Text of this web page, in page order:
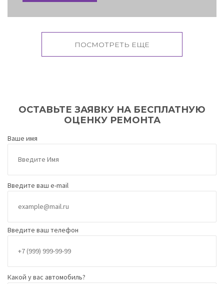
ПОСМОТРЕТЬ ЕЩЕ
ОСТАВЬТЕ ЗАЯВКУ НА БЕСПЛАТНУЮ
ОЦЕНКУ РЕМОНТА
Ваше имя
Введите ваш e-mail
Введите ваш телефон
Какой у вас автомобиль?